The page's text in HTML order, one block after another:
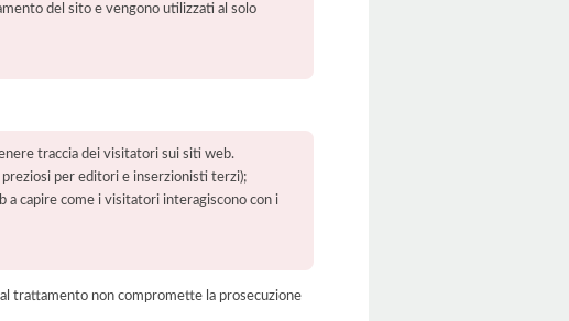
del sito e vengono utilizzati al solo
traccia dei visitatori sui siti web.
per editori e inserzionisti terzi);
capire come i visitatori interagiscono con i
trattamento non compromette la prosecuzione